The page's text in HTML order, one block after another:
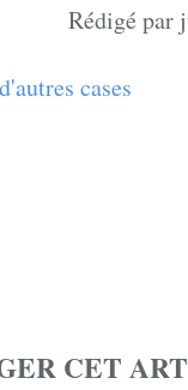
Rédigé par
CET